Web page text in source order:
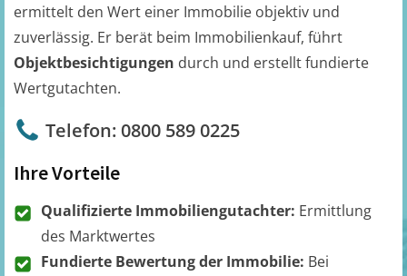
ermittelt den Wert einer Immobilie objektiv und
zuverlässig. Er berät beim Immobilienkauf, führt
Objektbesichtigungen durch und erstellt fundierte
Wertgutachten.
Telefon: 0800 589 0225
Ihre Vorteile
Qualifizierte Immobiliengutachter: Ermittlung
des Marktwertes
Fundierte Bewertung der Immobilie: Bei